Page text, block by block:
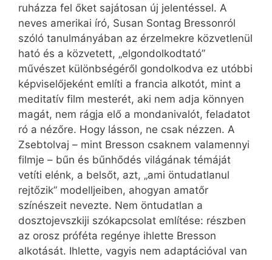
ruházza fel őket sajátosan új jelentéssel. A
neves amerikai író, Susan Sontag Bressonról
szóló tanulmányában az érzelmekre közvetlenül
ható és a közvetett, „elgondolkodtató”
művészet különbségéről gondolkodva ez utóbbi
képviselőjeként említi a francia alkotót, mint a
meditatív film mesterét, aki nem adja könnyen
magát, nem rágja elő a mondanivalót, feladatot
ró a nézőre. Hogy lásson, ne csak nézzen. A
Zsebtolvaj – mint Bresson csaknem valamennyi
filmje – bűn és bűnhődés világának témáját
vetíti elénk, a belsőt, azt, „ami öntudatlanul
rejtőzik” modelljeiben, ahogyan amatőr
színészeit nevezte. Nem öntudatlan a
dosztojevszkiji szókapcsolat említése: részben
az orosz próféta regénye ihlette Bresson
alkotását. Ihlette, vagyis nem adaptációval van